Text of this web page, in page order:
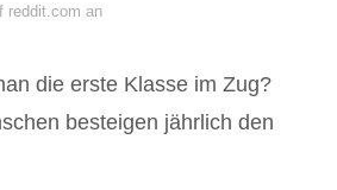
reddit.com an
die erste Klasse im Zug?
besteigen jährlich den